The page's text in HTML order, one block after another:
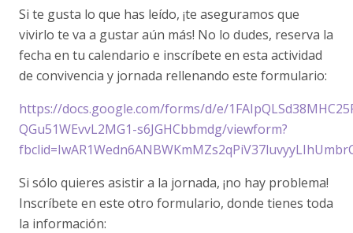
Si te gusta lo que has leído, ¡te aseguramos que
vivirlo te va a gustar aún más! No lo dudes, reserva la
fecha en tu calendario e inscríbete en esta actividad
de convivencia y jornada rellenando este formulario:
https://docs.google.com/forms/d/e/
QGu51WEvvL2MG1-s6JGHCbbmdg/viewform?
Si sólo quieres asistir a la jornada, ¡no hay problema!
Inscríbete en este otro formulario, donde tienes toda
la información: